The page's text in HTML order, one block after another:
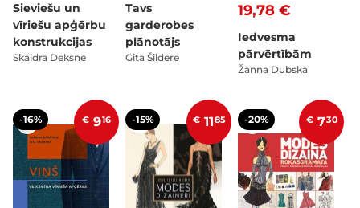
Sieviešu un
vīriešu apģērbu
konstrukcijas
Skaidra Deksne
Tavs
garderobes
plānotājs
Gita Šildere
19,78 €
Iedvesma
pārvērtībām
Žanna Dubska
-16% € 916 -15% € 1185 -20% € 730